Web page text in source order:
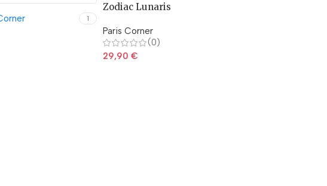
1
Zodiac Lunaris
Paris Corner
(0)
29,90 €